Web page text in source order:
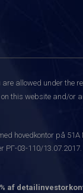
allowed under the
this website and/or
hovedkontor på 51A
РГ-03-110/
af